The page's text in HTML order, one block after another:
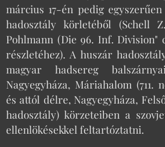
március 17-én pedig
hadosztály körletéből (Schell
Pohlmann (Die 96. Inf. Division"
részletéhez). A huszár
magyar hadsereg
Nagyegyháza, Máriahalom (711.
és attól délre, Nagyegyháza,
hadosztály) körzeteiben a
ellenlökésekkel feltartóztatni.